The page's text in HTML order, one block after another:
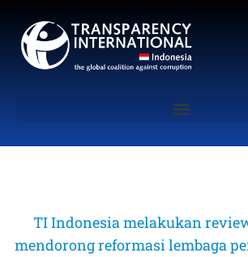
TI Indonesia melakukan
mendorong reformasi lembaga